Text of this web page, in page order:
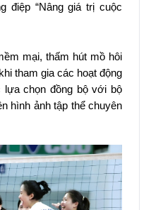
điệp “Nâng giá trị cuộc
mại, thấm hút mồ hôi
tham gia các hoạt động
chọn đồng bộ với bộ
hình ảnh tập thể chuyên